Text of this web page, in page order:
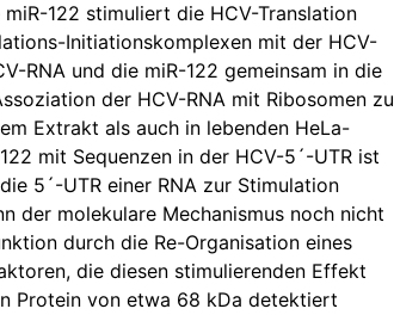
122 stimuliert die HCV-Translation
Initiationskomplexen mit der HCV-
RNA und die miR-122 gemeinsam in die
der HCV-RNA mit Ribosomen zu
Extrakt als auch in lebenden HeLa-
mit Sequenzen in der HCV-5´-UTR ist
5´-UTR einer RNA zur Stimulation
der molekulare Mechanismus noch nicht
durch die Re-Organisation eines
die diesen stimulierenden Effekt
Protein von etwa 68 kDa detektiert